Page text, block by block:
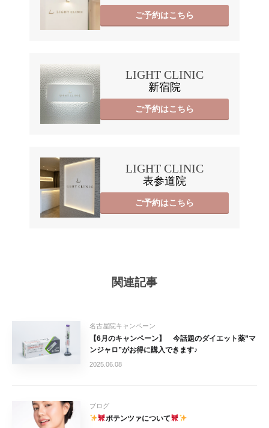
ご予約はこちら
LIGHT CLINIC
新宿院
ご予約はこちら
LIGHT CLINIC
表参道院
ご予約はこちら
関連記事
名古屋院キャンペーン
【6月のキャンペーン】 今話題のダイエット薬”マ
ンジャロ”がお得に購入できます♪
2025.06.08
ブログ
ポテンツァについて